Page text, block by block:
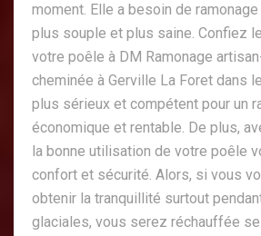
moment. Elle a besoin de
plus souple et plus saine. Confiez
votre poêle à DM Ramonage
cheminée à Gerville La Foret dans
plus sérieux et compétent pour un
économique et rentable. De plus,
la bonne utilisation de votre poêle
confort et sécurité. Alors, si vous
obtenir la tranquillité surtout
glaciales, vous serez réchauffée